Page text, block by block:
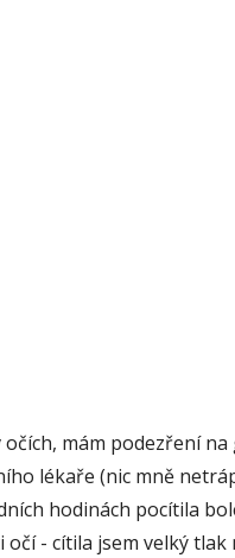
mám podezření
lékaře (nic mně
hodinách pocítila
- cítila jsem velký